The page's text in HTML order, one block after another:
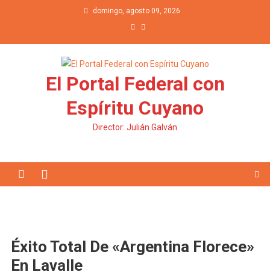
domingo, agosto 09, 2026
El Portal Federal con
Espíritu Cuyano
Director: Julián Galván
Éxito Total De «Argentina Florece»
En Lavalle